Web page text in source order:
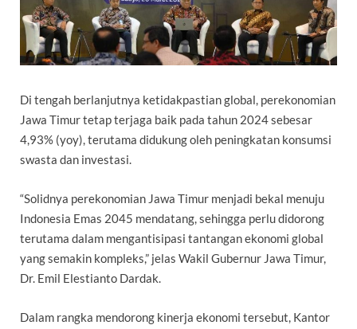
Di tengah berlanjutnya ketidakpastian global, perekonomian
Jawa Timur tetap terjaga baik pada tahun 2024 sebesar
4,93% (yoy), terutama didukung oleh peningkatan konsumsi
swasta dan investasi.
“Solidnya perekonomian Jawa Timur menjadi bekal menuju
Indonesia Emas 2045 mendatang, sehingga perlu didorong
terutama dalam mengantisipasi tantangan ekonomi global
yang semakin kompleks,” jelas Wakil Gubernur Jawa Timur,
Dr. Emil Elestianto Dardak.
Dalam rangka mendorong kinerja ekonomi tersebut, Kantor